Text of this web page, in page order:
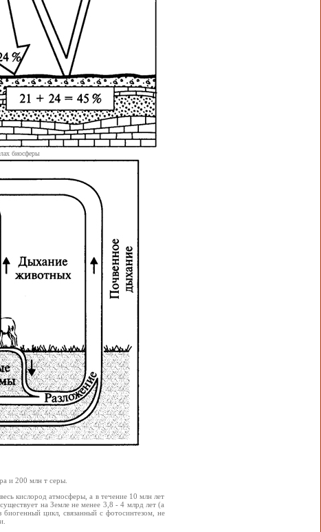
биосферы
и 200 млн т серы.
кислород атмосферы, а в течение 10 млн лет
на Земле не менее 3,8 - 4 млрд лет (а
цикл, связанный с фотосинтезом, не